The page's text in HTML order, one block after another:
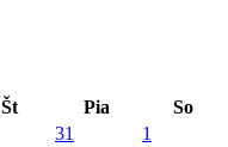
Št Pia
So
31
1